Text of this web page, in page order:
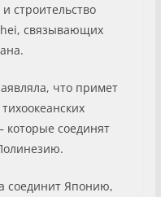
строительство
связывающих
что примет
которые соединят
соединит Японию,